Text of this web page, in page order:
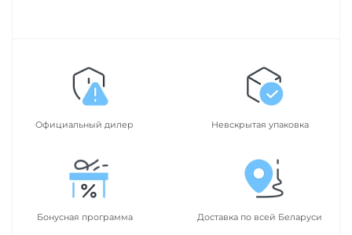
Официальный дилер Невскрытая упаковка
Бонусная программа Доставка по всей Беларуси